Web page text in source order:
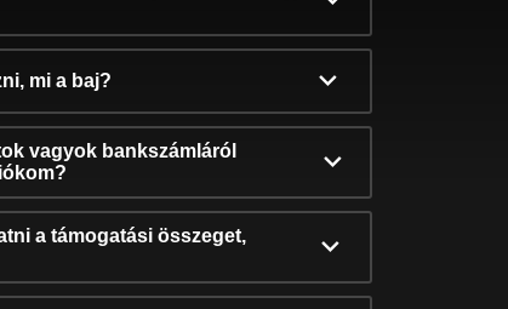
mi a baj?
vagyok bankszámláról
a támogatási összeget,